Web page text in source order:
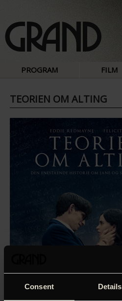
Consent Details
PROGRAM FILM
TEORIEN OM ALTING